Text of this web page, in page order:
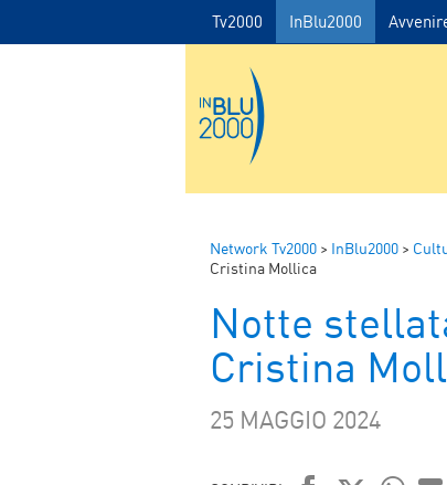
Tv2000 InBlu2000
Network Tv2000 > InBlu2000 >
Cristina Mollica
Notte
Cristina
25 MAGGIO 2024